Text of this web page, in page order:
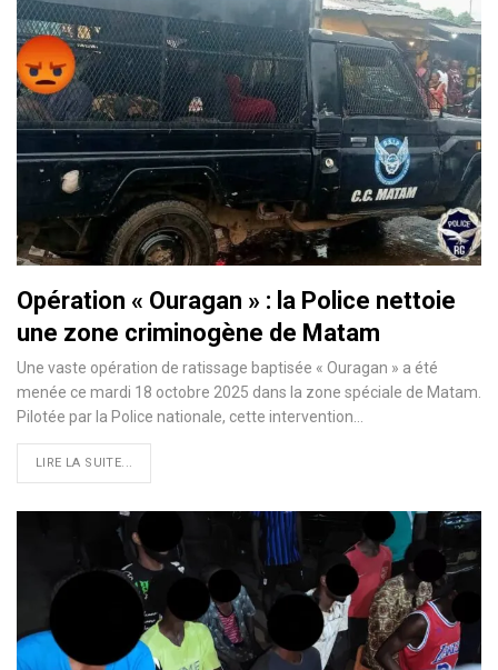
Opération « Ouragan » : la Police nettoie
une zone criminogène de Matam
Une vaste opération de ratissage baptisée « Ouragan » a été
menée ce mardi 18 octobre 2025 dans la zone spéciale de Matam.
Pilotée par la Police nationale, cette intervention…
LIRE LA SUITE...